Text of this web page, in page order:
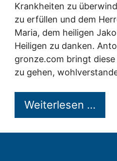
Krankheiten zu
zu erfüllen und dem
Maria, dem heiligen
Heiligen zu danken.
gronze.com bringt diese
zu gehen,
Weiterlesen …